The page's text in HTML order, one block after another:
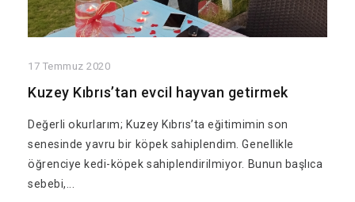
17 Temmuz 2020
Kuzey Kıbrıs’tan evcil hayvan getirmek
Değerli okurlarım; Kuzey Kıbrıs’ta eğitimimin son
senesinde yavru bir köpek sahiplendim. Genellikle
öğrenciye kedi-köpek sahiplendirilmiyor. Bunun başlıca
sebebi,...